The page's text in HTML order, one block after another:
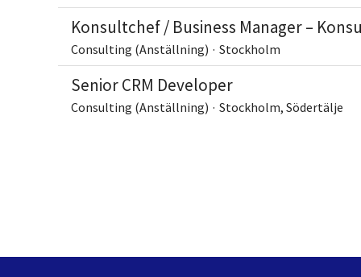
Konsultchef / Business Manager –
Consulting (Anställning) · Stockholm
Senior CRM Developer
Consulting (Anställning) · Stockholm, Södertälje